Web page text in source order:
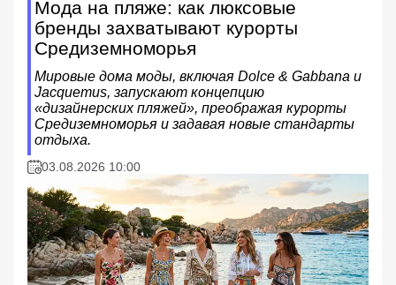
Мода на пляже: как люксовые
бренды захватывают курорты
Средиземноморья
Мировые дома моды, включая Dolce & Gabbana и
Jacquemus, запускают концепцию
«дизайнерских пляжей», преображая курорты
Средиземноморья и задавая новые стандарты
отдыха.
03.08.2026 10:00